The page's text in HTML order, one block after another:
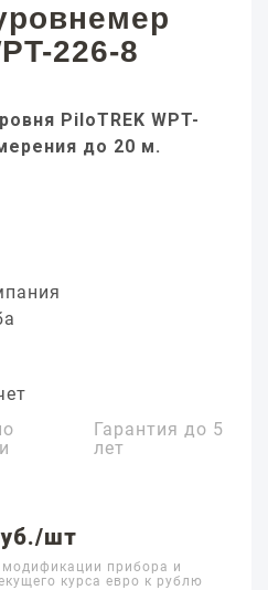
226-8
PiloTREK WPT-
до 20 м.
Гарантия до 5
лет
шт
прибора и
курса евро к рублю